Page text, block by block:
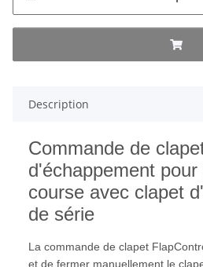
Description
Commande de
d'échappement
course avec clapet
de série
La commande de clapet
et de fermer manuellement le